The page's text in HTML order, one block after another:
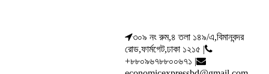
৩০৯ নং রুম,৪ তলা ১৪৯/এ,বিমানবন্দর
রোড,ফার্মগেট,ঢাকা ১২১৫ |
+৮৮০৯৬৭৮৮০০৬৭১ |